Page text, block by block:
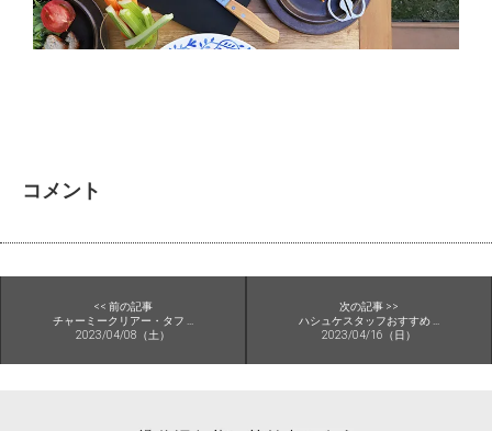
コメント
<< 前の記事
チャーミークリアー・タフ ...
2023/04/08（土）
次の記事 >>
ハシュケスタッフおすすめ ...
2023/04/16（日）